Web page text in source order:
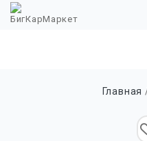
Главная